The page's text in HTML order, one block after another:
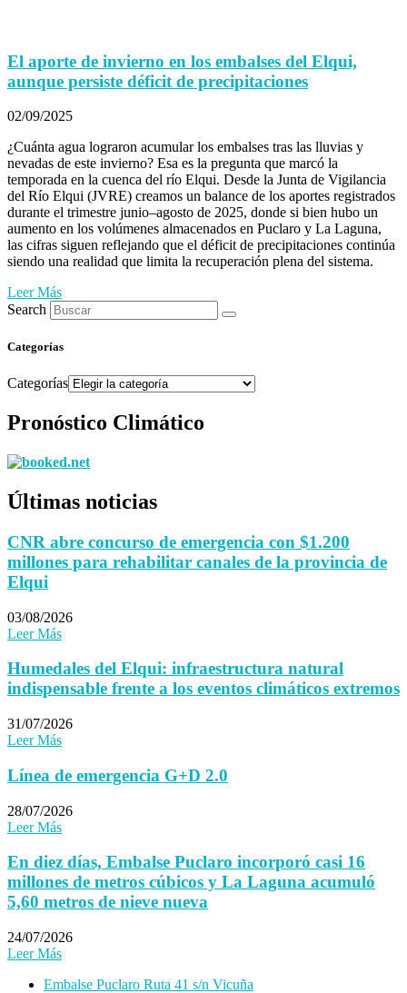
El aporte de invierno en los embalses del Elqui,
aunque persiste déficit de precipitaciones
02/09/2025
¿Cuánta agua lograron acumular los embalses tras las lluvias y
nevadas de este invierno? Esa es la pregunta que marcó la
temporada en la cuenca del río Elqui. Desde la Junta de Vigilancia
del Río Elqui (JVRE) creamos un balance de los aportes registrados
durante el trimestre junio–agosto de 2025, donde si bien hubo un
aumento en los volúmenes almacenados en Puclaro y La Laguna,
las cifras siguen reflejando que el déficit de precipitaciones continúa
siendo una realidad que limita la recuperación plena del sistema.
Leer Más
Search
Categorías
Categorías
Pronóstico Climático
Últimas noticias
CNR abre concurso de emergencia con $1.200
millones para rehabilitar canales de la provincia de
Elqui
03/08/2026
Leer Más
Humedales del Elqui: infraestructura natural
indispensable frente a los eventos climáticos extremos
31/07/2026
Leer Más
Línea de emergencia G+D 2.0
28/07/2026
Leer Más
En diez días, Embalse Puclaro incorporó casi 16
millones de metros cúbicos y La Laguna acumuló
5,60 metros de nieve nueva
24/07/2026
Leer Más
Embalse Puclaro Ruta 41 s/n Vicuña